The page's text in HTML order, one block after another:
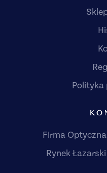
Polityka
Firma
Rynek